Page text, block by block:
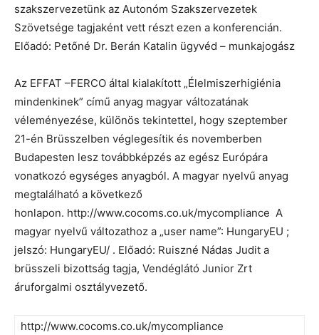
szakszervezetünk az Autonóm Szakszervezetek
Szövetsége tagjaként vett részt ezen a konferencián.
Előadó: Petőné Dr. Berán Katalin ügyvéd – munkajogász
Az EFFAT –FERCO által kialakított „Élelmiszerhigiénia
mindenkinek” című anyag magyar változatának
véleményezése, különös tekintettel, hogy szeptember
21-én Brüsszelben véglegesítik és novemberben
Budapesten lesz továbbképzés az egész Európára
vonatkozó egységes anyagból. A magyar nyelvű anyag
megtalálható a következő
honlapon. http://www.cocoms.co.uk/mycompliance A
magyar nyelvű változathoz a „user name”: HungaryEU ;
jelszó: HungaryEU/ . Előadó: Ruiszné Nádas Judit a
brüsszeli bizottság tagja, Vendéglátó Junior Zrt
áruforgalmi osztályvezető.
http://www.cocoms.co.uk/mycompliance